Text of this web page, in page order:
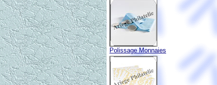
Polissage Monnaies